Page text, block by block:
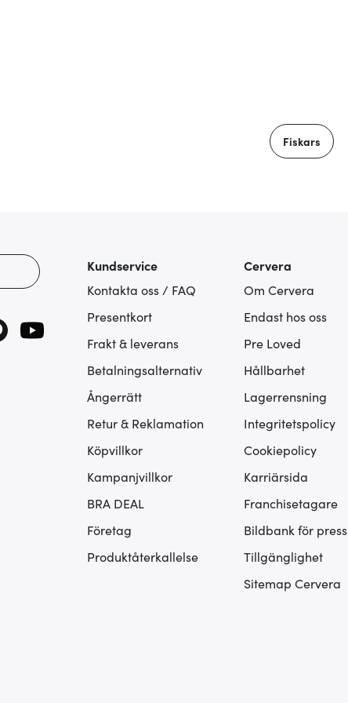
Fiskars
Kundservice
Kontakta oss / FAQ
Presentkort
Frakt & leverans
Betalningsalternativ
Ångerrätt
Retur & Reklamation
Köpvillkor
Kampanjvillkor
BRA DEAL
Företag
Produktåterkallelse
Cervera
Om Cervera
Endast hos oss
Pre Loved
Hållbarhet
Lagerrensning
Integritetspolicy
Cookiepolicy
Karriärsida
Franchisetagare
Bildbank för press
Tillgänglighet
Sitemap Cervera